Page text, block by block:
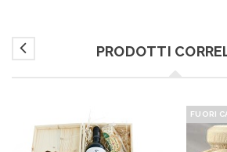
PRODOTTI
FUORI